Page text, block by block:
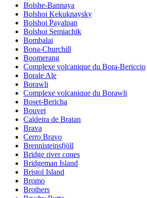
Bolshe-Bannaya
Bolshoi Kekuknaysky
Bolshoi Payalpan
Bolshoi Semiachik
Bombalai
Bona-Churchill
Boomerang
Complexe volcanique du Bora-Bericcio
Borale Ale
Borawli
Complexe volcanique du Borawli
Boset-Bericha
Bouvet
Caldeira de Bratan
Brava
Cerro Bravo
Brennisteinsfjöll
Bridge river cones
Bridgeman Island
Bristol Island
Bromo
Brothers